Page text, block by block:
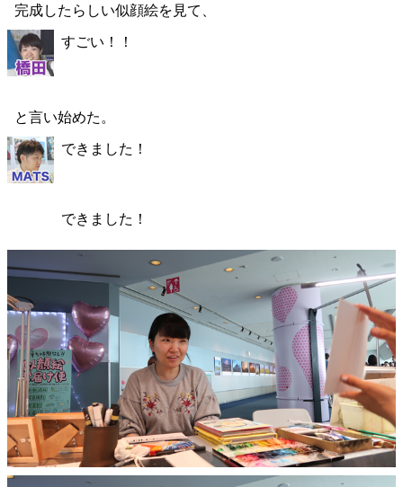
完成したらしい似顔絵を見て、
すごい！！
と言い始めた。
できました！
できました！